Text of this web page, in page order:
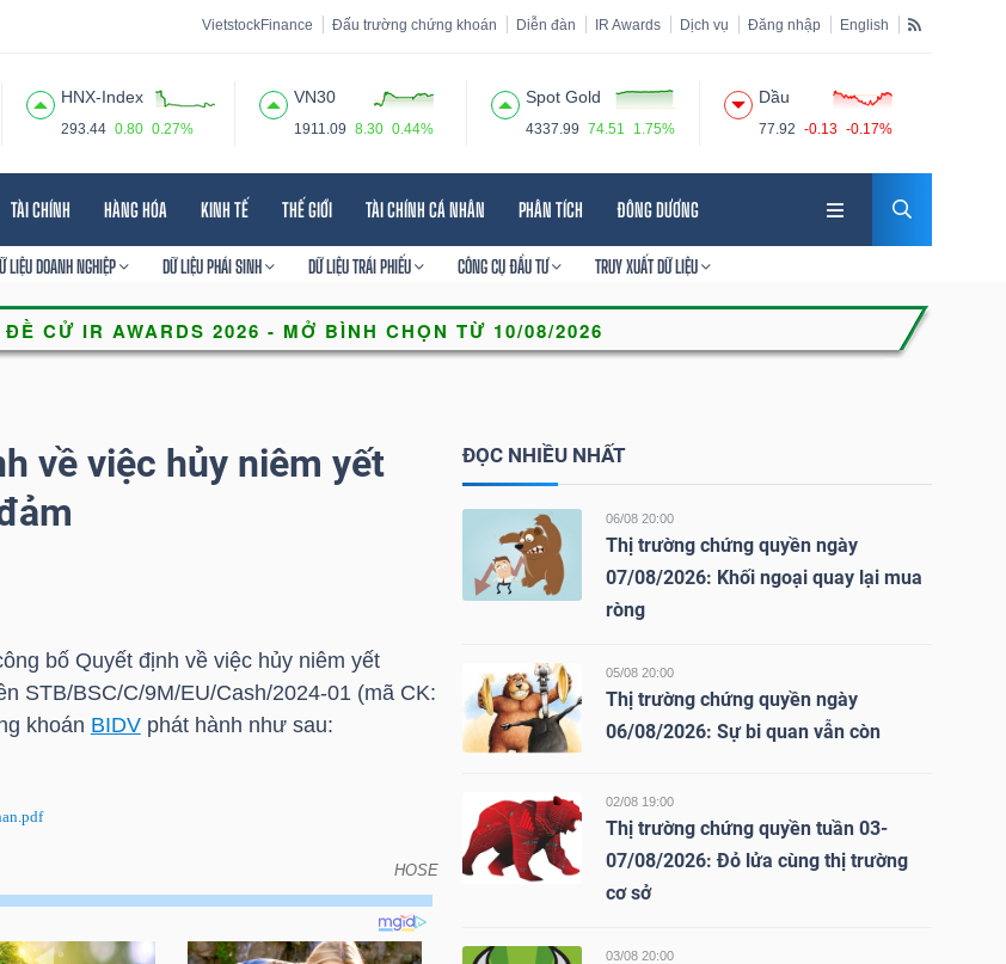
VietstockFinance Đấu trường chứng khoán Diễn đàn IR Awards Dịch vụ Đăng nhập English
HNX-Index
293.44 0.80 0.27%
VN30
1911.09 8.30 0.44%
Spot Gold
4337.99 74.51 1.75%
Dầu
77.92 -0.13 -0.17%
TÀI CHÍNH HÀNG HÓA KINH TẾ THẾ GIỚI TÀI CHÍNH CÁ NHÂN PHÂN TÍCH ĐÔNG DƯƠNG
LIỆU DOANH NGHIỆP DỮ LIỆU PHÁI SINH DỮ LIỆU TRÁI PHIẾU CÔNG CỤ ĐẦU TƯ TRUY XUẤT DỮ LIỆU
về việc hủy niêm yết
bố Quyết định về việc hủy niêm yết
STB/BSC/C/9M/EU/Cash/2024-01 (mã CK:
khoán BIDVphát hành như sau:
HOSE
yết chứng quyền có bảo đảm
ĐỌC NHIỀU NHẤT
06/08 20:00
Thị trường chứng quyền ngày
07/08/2026: Khối ngoại quay lại mua
ròng
05/08 20:00
Thị trường chứng quyền ngày
06/08/2026: Sự bi quan vẫn còn
02/08 19:00
Thị trường chứng quyền tuần 03-
07/08/2026: Đỏ lửa cùng thị trường
cơ sở
03/08 20:00